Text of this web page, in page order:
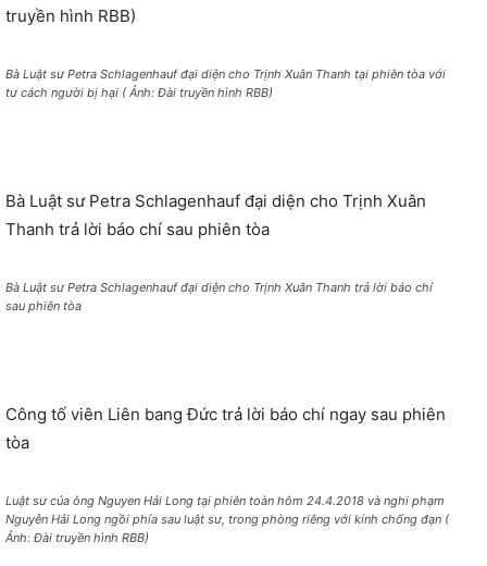
truyền hình RBB)
Bà Luật sư Petra Schlagenhauf đại diện cho Trịnh Xuân Thanh tại phiên tòa với
tư cách người bị hại ( Ảnh: Đài truyền hình RBB)
Bà Luật sư Petra Schlagenhauf đại diện cho Trịnh Xuân
Thanh trả lời báo chí sau phiên tòa
Bà Luật sư Petra Schlagenhauf đại diện cho Trịnh Xuân Thanh trả lời báo chí
sau phiên tòa
Công tố viên Liên bang Đức trả lời báo chí ngay sau phiên
tòa
Luật sư của ông Nguyen Hải Long tại phiên toàn hôm 24.4.2018 và nghi phạm
Nguyễn Hải Long ngồi phía sau luật sư, trong phòng riêng với kính chống đạn (
Ảnh: Đài truyền hình RBB)